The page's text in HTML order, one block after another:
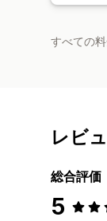
すべての
レビ
総合評価
5